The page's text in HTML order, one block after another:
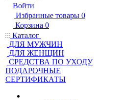
Войти
Избранные товары 0
Корзина 0
Каталог
ДЛЯ МУЖЧИН
ДЛЯ ЖЕНЩИН
CРЕДСТВА ПО УХОДУ
ПОДАРОЧНЫЕ
СЕРТИФИКАТЫ